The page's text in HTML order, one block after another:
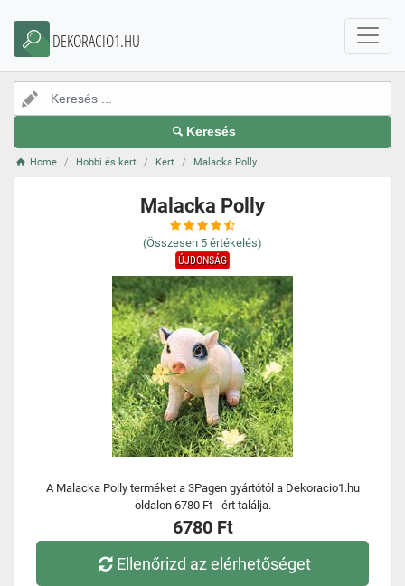
DEKORACIO1.HU
Keresés
Home Hobbi és kert Kert Malacka Polly
Malacka Polly
(Összesen 5 értékelés)
ÚJDONSÁG
A Malacka Polly terméket a 3Pagen gyártótól a Dekoracio1.hu
oldalon 6780 Ft - ért találja.
6780 Ft
Ellenőrizd az elérhetőséget